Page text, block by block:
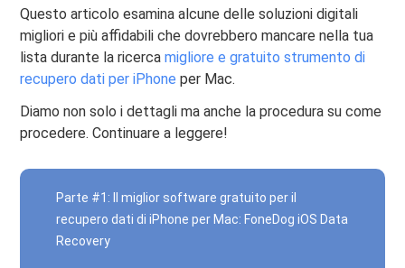
Questo articolo esamina alcune delle soluzioni digitali
migliori e più affidabili che dovrebbero mancare nella tua
lista durante la ricercamigliore e gratuito strumento di
recupero dati per iPhone per Mac.
Diamo non solo i dettagli ma anche la procedura su come
procedere. Continuare a leggere!
Parte #1: Il miglior software gratuito per il
recupero dati di iPhone per Mac: FoneDog iOS Data
Recovery